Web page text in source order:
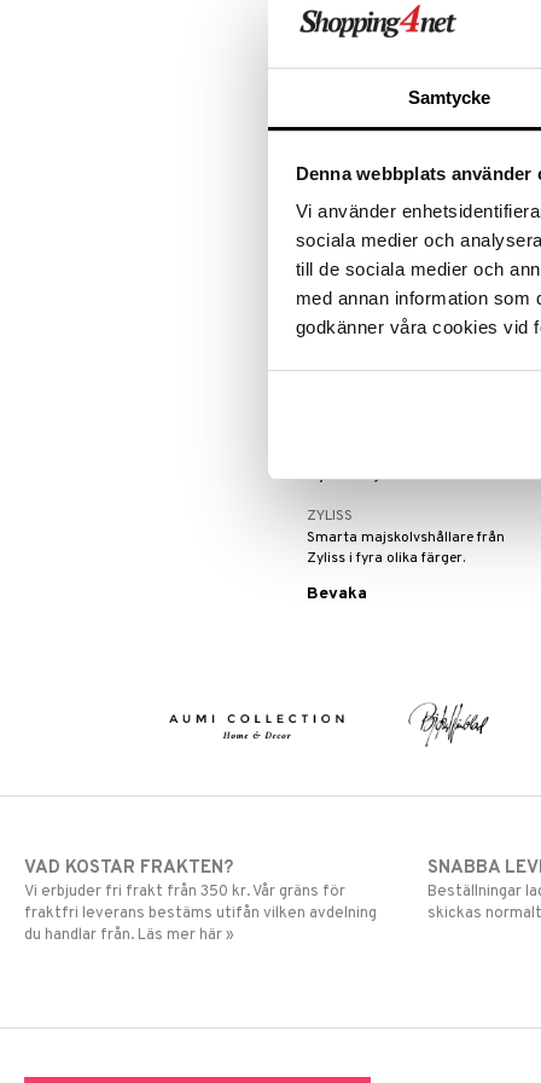
Samtycke
Denna webbplats använder
Vi använder
sociala medier och
till de sociala medier och
med annan information som
godkänner våra cookies vid
Zyliss Knivslip
ZYLISS
med bara några få drag genom de
olika dedikerade slipspåren.
254
Zyliss Majskolvshållare Set
ZYLISS
Smarta majskolvshållare från
Zyliss i fyra olika färger.
hållare.
Bevaka
VAD KOSTAR FRAKTEN?
Vi erbjuder fri frakt från 350 kr. Vår gräns för
fraktfri leverans bestäms utifån vilken avdelning
du handlar från. Läs mer här »
SNABBA
Beställningar
skickas